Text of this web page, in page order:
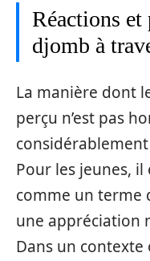
Réactions et
djomb à
La manière dont
perçu n’est pas
Pour les jeunes,
comme un terme
une appréciation
Dans un